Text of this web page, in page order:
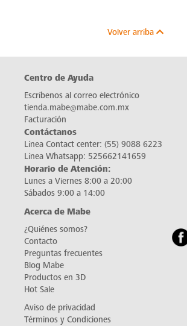
Volver arriba
Centro de Ayuda
Escríbenos al correo electrónico
tienda.mabe@mabe.com.mx
Facturación
Contáctanos
Línea Contact center: (55) 9088 6223
Línea Whatsapp: 525662141659
Horario de Atención:
Lunes a Viernes 8:00 a 20:00
Sábados 9:00 a 14:00
Acerca de Mabe
¿Quiénes somos?
Contacto
Preguntas frecuentes
Blog Mabe
Productos en 3D
Hot Sale
Aviso de privacidad
Términos y Condiciones